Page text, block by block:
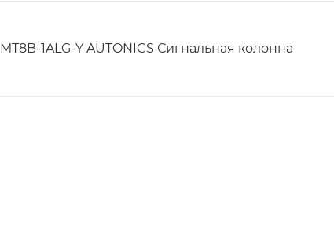
MT8B-1ALG-Y AUTONICS Сигнальная колонна